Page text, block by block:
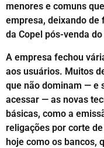
menores e comuns
empresa, deixando de
da Copel pós-venda
A empresa fechou
aos usuários. Muitos
que não dominam — e
acessar — as novas
básicas, como a
religações por corte
hoje como os bancos,